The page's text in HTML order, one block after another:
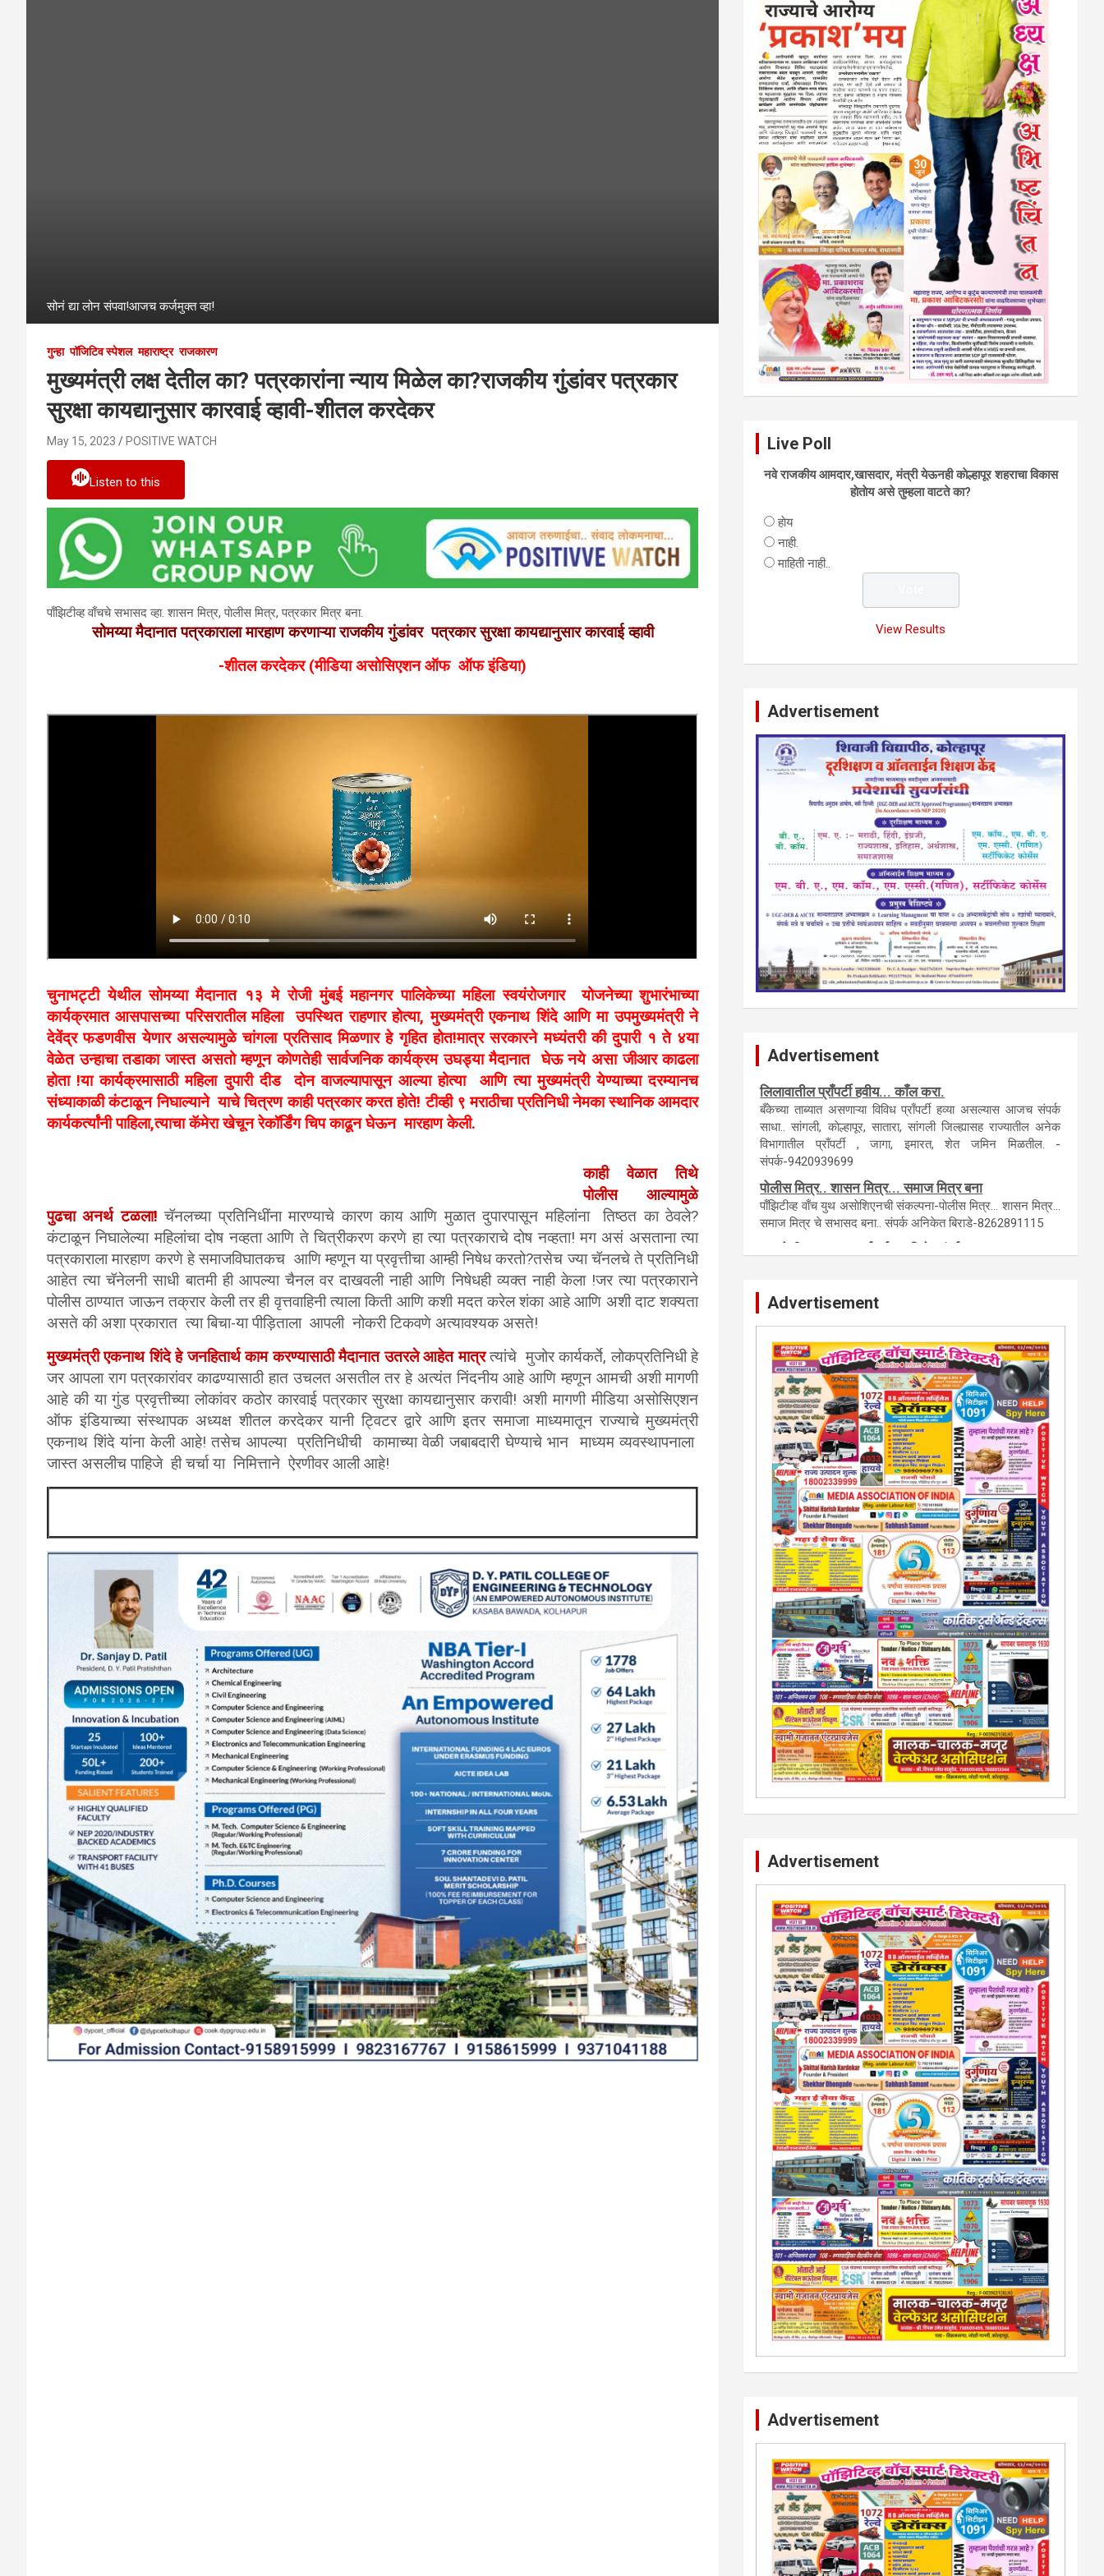
सोनं द्या लोन संपवा!आजच कर्जमुक्त व्हा!
गुन्हा पॉजिटिव स्पेशल महाराष्ट्र राजकारण
मुख्यमंत्री लक्ष देतील का? पत्रकारांना न्याय मिळेल का?राजकीय गुंडांवर पत्रकार
सुरक्षा कायद्यानुसार कारवाई व्हावी-शीतल करदेकर
May 15, 2023 POSITIVE WATCH
Listen to this
पाँझिटीव्ह वाँचचे सभासद व्हा. शासन मित्र, पाेलीस मित्र, पत्रकार मित्र बना.
सोमय्या मैदानात पत्रकाराला मारहाण करणाऱ्या राजकीय गुंडांवर पत्रकार सुरक्षा कायद्यानुसार कारवाई व्हावी
-शीतल करदेकर (मीडिया असोसिएशन ऑफ ऑफ इंडिया)
चुनाभट्टी येथील सोमय्या मैदानात १३ मे रोजी मुंबई महानगर पालिकेच्या महिला स्वयंरोजगार योजनेच्या शुभारंभाच्या
कार्यक्रमातआसपासच्या परिसरातील महिला उपस्थित राहणार होत्या, मुख्यमंत्री एकनाथ शिंदे आणि मा उपमुख्यमंत्री ने
देवेंद्र फडणवीस येणार असल्यामुळे चांगला प्रतिसाद मिळणार हे गृहित होत!मात्र सरकारने मध्यंतरी की दुपारी १ ते ४या
वेळेत उन्हाचा तडाका जास्त असतो म्हणून कोणतेही सार्वजनिक कार्यक्रम उघड्या मैदानात घेऊ नये असा जीआर काढला
होता !या कार्यक्रमासाठी महिला दुपारी दीड दोन वाजल्यापासून आल्या होत्या आणि त्या मुख्यमंत्री येण्याच्या दरम्यानच
संध्याकाळी कंटाळून निघाल्याने याचे चित्रण काही पत्रकार करत होते! टीव्ही ९ मराठीचा प्रतिनिधी नेमका स्थानिक आमदार
कार्यकर्त्यांनी पाहिला,त्याचा कॅमेरा खेचून रेकॉर्डिंग चिप काढून घेऊन मारहाण केली.
काही वेळात तिथे
पोलीस आल्यामुळे
पुढचा अनर्थ टळला! चॅनलच्या प्रतिनिधींना मारण्याचे कारण काय आणि मुळात दुपारपासून महिलांना तिष्ठत का ठेवले?
कंटाळून निघालेल्या महिलांचा दोष नव्हता आणि ते चित्रीकरण करणे हा त्या पत्रकाराचे दोष नव्हता! मग असं असताना त्या
पत्रकाराला मारहाण करणे हे समाजविघातकच आणि म्हणून या प्रवृत्तीचा आम्ही निषेध करतो?तसेच ज्या चॅनलचे ते प्रतिनिधी
आहेत त्या चॅनेलनी साधी बातमी ही आपल्या चैनल वर दाखवली नाही आणि निषेधही व्यक्त नाही केला !जर त्या पत्रकाराने
पोलीस ठाण्यात जाऊन तक्रार केली तर ही वृत्तवाहिनी त्याला किती आणि कशी मदत करेल शंका आहे आणि अशी दाट शक्यता
असते की अशा प्रकारात त्या बिचा-या पीड़िताला आपली नोकरी टिकवणे अत्यावश्यक असते!
मुख्यमंत्री एकनाथ शिंदे हे जनहितार्थ काम करण्यासाठी मैदानात उतरले आहेत मात्रत्यांचे मुजोर कार्यकर्ते, लोकप्रतिनिधी हे
जर आपला राग पत्रकारांवर काढण्यासाठी हात उचलत असतील तर हे अत्यंत निंदनीय आहे आणि म्हणून आमची अशी मागणी
आहे की या गुंड प्रवृत्तीच्या लोकांवर कठोर कारवाई पत्रकार सुरक्षा कायद्यानुसार करावी! अशी मागणी मीडिया असोसिएशन
ऑफ इंडियाच्या संस्थापक अध्यक्ष शीतल करदेकर यानी ट्विटर द्वारे आणि इतर समाजा माध्यमातून राज्याचे मुख्यमंत्री
एकनाथ शिंदे यांना केली आहे!तसेच आपल्या प्रतिनिधीची कामाच्या वेळी जबाबदारी घेण्याचे भान माध्यम व्यवस्थापनाला
जास्त असलीच पाहिजे ही चर्चा या निमित्ताने ऐरणीवर आली आहे!
Live Poll
नवे राजकीय आमदार,खासदार, मंत्री येऊनही काेल्हापूर शहराचा विकास
हाेताेय असे तुम्हला वाटते का?
हाेय
नाही.
माहिती नाही..
View Results
Advertisement
Advertisement
नवशक्ती- फ्री प्रेस जर्नल, मराठी इंग्लीश पेपरला जाहिरात द्या.
टेंडर, नाेटीस, आँक्शन, लिगलच्या सर्व बँका, पतसंस्था यांच्या जाहिरातींना
आम्ही याेग्य दरात प्रसिद्धी देऊ.
लिलावातील प्राँपर्टी हवीय... काँल करा.
साधा.. सांगली, काेल्हापूर, सातारा, सांगली जिल्ह्यासह राज्यातील अनेक
विभागातील प्राँपर्टी , जागा, इमारत, शेत जमिन मिळतील. -
संपर्क-9420939699
कायदेशीर सल्ला या मार्गदर्शन पाहिजे. संपर्क साधा-
परिस्थितीनुसार तुम्ही जर आर्थिक, शैक्षणिक, सामाजिक समस्या, गुन्हेगारी,
शारीरीक त्रास, फसवणूक सारख्या प्रकरणात अडकला असाल, काेर्टाची
पायरी चढला असाल तर चिंता नकाे.. आम्ही मदत करू. मार्गदर्शन करू,
कायदेशीर सल्ला देऊ. - आजच संपर्क साधा- भारत
साेनुले-8888207374 या AD सतिश कुंभार -9860944728
मराठी.. इंग्रजी पेपरला जाहिरात द्यायची संपर्क साधा..
मराठी इंग्रजी दैनिकासाठी जिल्हा, राज्य आवृत्तीसाठी जाहिराती स्विकारल्या
जातील. नवशक्ती, फ्री प्रेस जर्नल साठी तुम्हीही तुमच्या नाेटीस द्या. बँक,
13/213/4 सेल्स , डिमांड नाेटीस इतरांच्यापेक्षा वाजवी दरात आम्ही
आपली जाहिरात पब्लिश करू. माेबा. 9420939699
नवशक्ती- फ्री प्रेस जर्नल, मराठी इंग्लीश पेपरला जाहिरात द्या.
टेंडर, नाेटीस, आँक्शन, लिगलच्या सर्व बँका, पतसंस्था यांच्या जाहिरातींना
आम्ही याेग्य दरात प्रसिद्धी देऊ.
Advertisement
Advertisement
Advertisement